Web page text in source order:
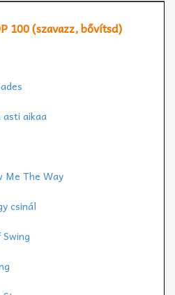
100 (szavazz, bővítsd)
asti aikaa
Me The Way
csinál